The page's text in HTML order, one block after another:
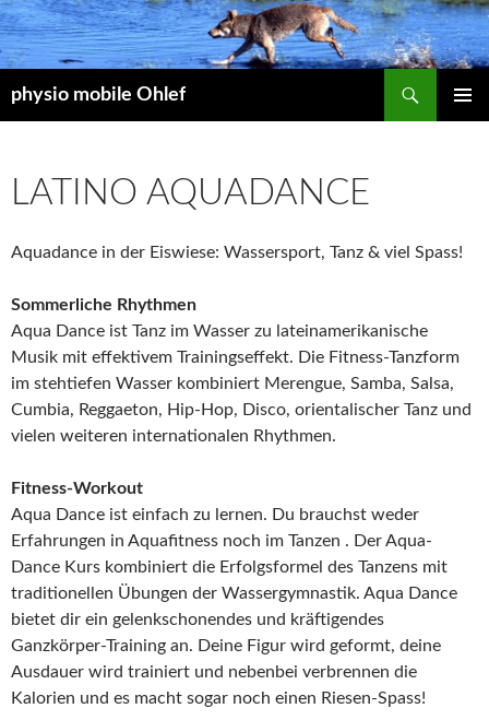
physio mobile Ohlef
LATINO AQUADANCE
Aquadance in der Eiswiese: Wassersport, Tanz & viel Spass!
Sommerliche Rhythmen
Aqua Dance ist Tanz im Wasser zu lateinamerikanische
Musik mit effektivem Trainingseffekt. Die Fitness-Tanzform
im stehtiefen Wasser kombiniert Merengue, Samba, Salsa,
Cumbia, Reggaeton, Hip-Hop, Disco, orientalischer Tanz und
vielen weiteren internationalen Rhythmen.
Fitness-Workout
Aqua Dance ist einfach zu lernen. Du brauchst weder
Erfahrungen in Aquafitness noch im Tanzen . Der Aqua-
Dance Kurs kombiniert die Erfolgsformel des Tanzens mit
traditionellen Übungen der Wassergymnastik. Aqua Dance
bietet dir ein gelenkschonendes und kräftigendes
Ganzkörper-Training an. Deine Figur wird geformt, deine
Ausdauer wird trainiert und nebenbei verbrennen die
Kalorien und es macht sogar noch einen Riesen-Spass!